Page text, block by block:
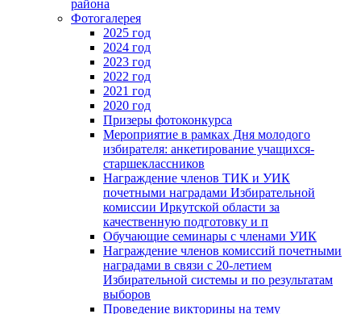
района
Фотогалерея
2025 год
2024 год
2023 год
2022 год
2021 год
2020 год
Призеры фотоконкурса
Мероприятие в рамках Дня молодого
избирателя: анкетирование учащихся-
старшеклассников
Награждение членов ТИК и УИК
почетными наградами Избирательной
комиссии Иркутской области за
качественную подготовку и п
Обучающие семинары с членами УИК
Награждение членов комиссий почетными
наградами в связи с 20-летием
Избирательной системы и по результатам
выборов
Проведение викторины на тему